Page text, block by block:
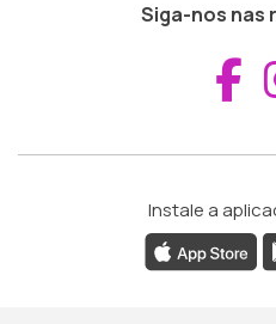
Siga-nos nas
Instale a